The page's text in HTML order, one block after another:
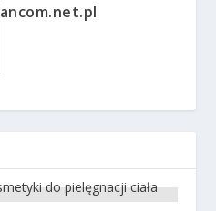
ancom.net.pl